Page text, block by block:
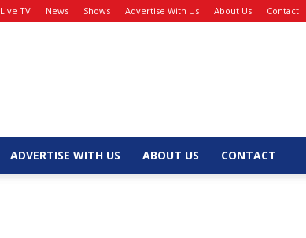
Live TV News Shows Advertise With Us About Us Contact
ADVERTISE WITH US ABOUT US CONTACT